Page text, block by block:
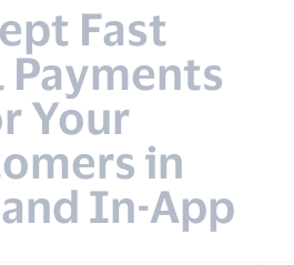
Fast
Your
in
In-App